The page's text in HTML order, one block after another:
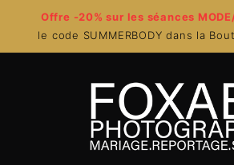
Offre -20% sur les séances MODE/
le code SUMMERBODY dans la